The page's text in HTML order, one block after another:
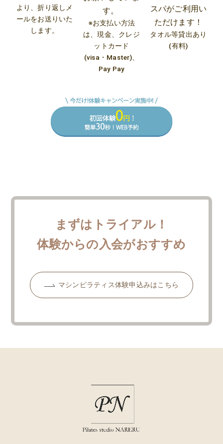
より、折り返しメ
ールをお送りいた
します。
す。
※お支払い方法
は、現金、クレジ
ットカード
(visa・Master)、
Pay Pay
スパがご利用い
ただけます！
タオル等貸出あり
(有料)
まずはトライアル！
体験からの入会がおすすめ
マシンピラティス体験申込みはこちら